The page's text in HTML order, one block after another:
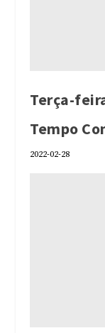
Terça-
Tempo
2022-02-28